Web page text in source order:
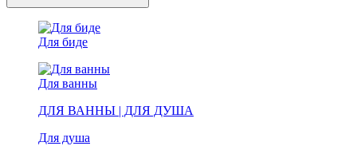
Для биде
Для ванны
ДЛЯ ВАННЫ | ДЛЯ ДУША
Для душа